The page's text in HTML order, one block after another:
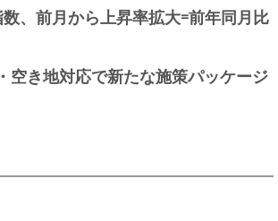
、前月から上昇率拡大=前年同月比
空き地対応で新たな施策パッケージ